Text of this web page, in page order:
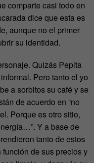
comparte casi todo en
dice que esta es
aunque no el primer
su identidad.
Quizás Pepita
Pero tanto el yo
a sorbitos su café y se
de acuerdo en “no
Porque es otro sitio,
Y a base de
tanto de estos
de sus precios y